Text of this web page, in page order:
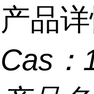
产品
Cas：